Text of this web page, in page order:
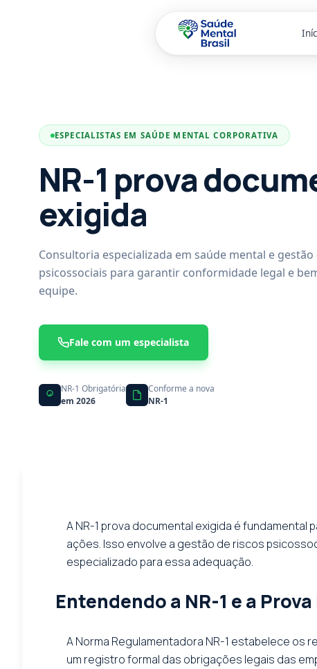
ESPECIALISTAS EM SAÚDE MENTAL CORPORATIVA
NR-1 prova
exigida
Consultoria especializada em saúde mental e gestão
psicossociais para garantir conformidade legal e
equipe.
Fale com um especialista
NR-1 Obrigatória
em 2026
Conforme a nova
NR-1
A NR-1 prova documental exigida é
ações. Isso envolve a gestão de riscos
especializado para essa adequação.
Entendendo a NR-1 e a
A Norma Regulamentadora NR-1 estabelece os
um registro formal das obrigações legais das